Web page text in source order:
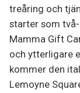
treåring och
starter som
Mamma Gift
och ytterligare
kommer den
Lemoyne